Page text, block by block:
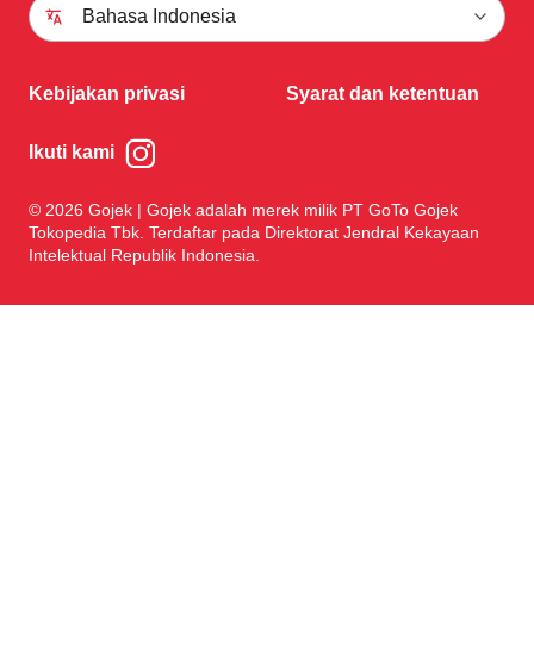
Bahasa Indonesia
Kebijakan privasi Syarat dan ketentuan
Ikuti kami
© 2026 Gojek | Gojek adalah merek milik PT GoTo Gojek
Tokopedia Tbk. Terdaftar pada Direktorat Jendral Kekayaan
Intelektual Republik Indonesia.